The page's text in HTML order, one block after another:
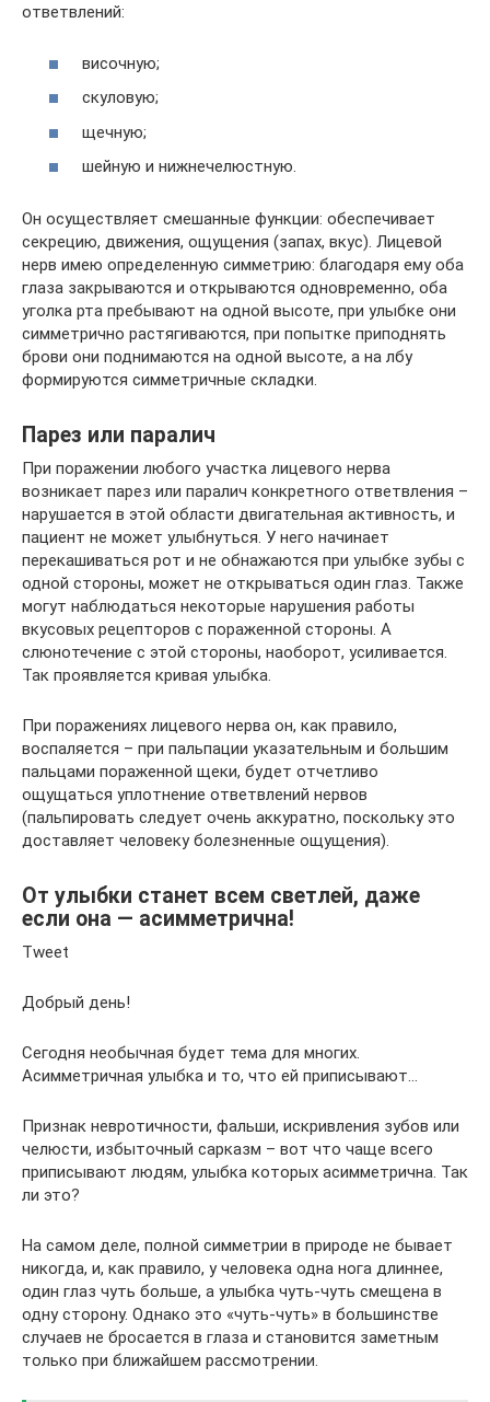
ответвлений:
височную;
скуловую;
щечную;
шейную и нижнечелюстную.
Он осуществляет смешанные функции: обеспечивает
секрецию, движения, ощущения (запах, вкус). Лицевой
нерв имею определенную симметрию: благодаря ему оба
глаза закрываются и открываются одновременно, оба
уголка рта пребывают на одной высоте, при улыбке они
симметрично растягиваются, при попытке приподнять
брови они поднимаются на одной высоте, а на лбу
формируются симметричные складки.
Парез или паралич
При поражении любого участка лицевого нерва
возникает парез или паралич конкретного ответвления –
нарушается в этой области двигательная активность, и
пациент не может улыбнуться. У него начинает
перекашиваться рот и не обнажаются при улыбке зубы с
одной стороны, может не открываться один глаз. Также
могут наблюдаться некоторые нарушения работы
вкусовых рецепторов с пораженной стороны. А
слюнотечение с этой стороны, наоборот, усиливается.
Так проявляется кривая улыбка.
При поражениях лицевого нерва он, как правило,
воспаляется – при пальпации указательным и большим
пальцами пораженной щеки, будет отчетливо
ощущаться уплотнение ответвлений нервов
(пальпировать следует очень аккуратно, поскольку это
доставляет человеку болезненные ощущения).
От улыбки станет всем светлей, даже
если она — асимметрична!
Tweet
Добрый день!
Сегодня необычная будет тема для многих.
Асимметричная улыбка и то, что ей приписывают…
Признак невротичности, фальши, искривления зубов или
челюсти, избыточный сарказм – вот что чаще всего
приписывают людям, улыбка которых асимметрична. Так
ли это?
На самом деле, полной симметрии в природе не бывает
никогда, и, как правило, у человека одна нога длиннее,
один глаз чуть больше, а улыбка чуть-чуть смещена в
одну сторону. Однако это «чуть-чуть» в большинстве
случаев не бросается в глаза и становится заметным
только при ближайшем рассмотрении.